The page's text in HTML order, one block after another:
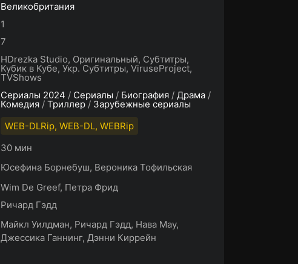
Великобритания
1
7
HDrezka Studio, Оригинальный, Субтитры,
Кубик в Кубе, Укр. Субтитры, ViruseProject,
TVShows
Сериалы 2024 / Сериалы / Биография / Драма /
Комедия / Триллер/ Зарубежные сериалы
WEB-DLRip, WEB-DL, WEBRip
30 мин
Юсефина Борнебуш, Вероника Тофильская
Wim De Greef, Петра Фрид
Ричард Гэдд
Майкл Уилдман, Ричард Гэдд, Нава Мау,
Джессика Ганнинг, Дэнни Киррейн